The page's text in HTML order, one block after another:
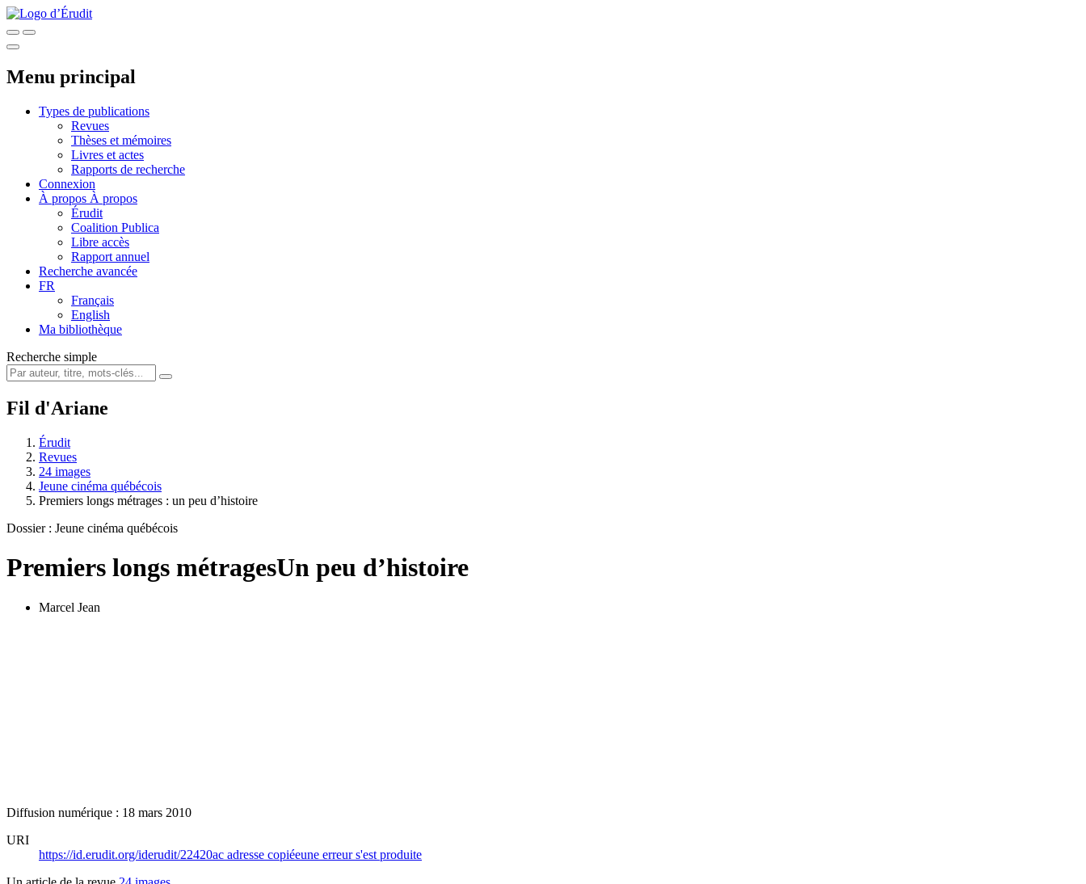
Menu principal
Types de publications
Revues
Thèses et mémoires
Livres et actes
Rapports de recherche
Connexion
À propos À propos
Érudit
Coalition Publica
Libre accès
Rapport annuel
Recherche avancée
FR
Français
English
Ma bibliothèque
Recherche simple
Fil d'Ariane
Érudit
Revues
24 images
Jeune cinéma québécois
Premiers longs métrages : un peu d’histoire
Dossier : Jeune cinéma québécois
Premiers longs métragesUn peu d’histoire
Marcel Jean
Diffusion numérique : 18 mars 2010
URI
https://id.erudit.org/iderudit/22420ac adresse copiéeune erreur s'est produite